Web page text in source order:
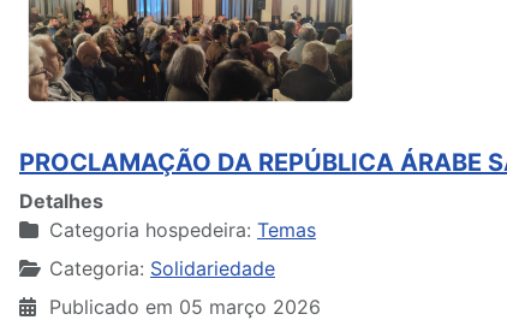
PROCLAMAÇÃO DA REPÚBLICA ÁRABE
Detalhes
Categoria hospedeira: Temas
Categoria: Solidariedade
Publicado em 05 março 2026